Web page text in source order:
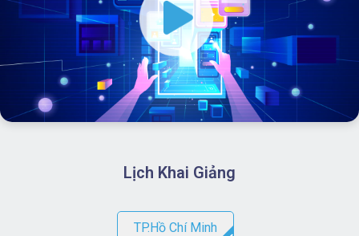
Lịch Khai Giảng
TP.Hồ Chí Minh